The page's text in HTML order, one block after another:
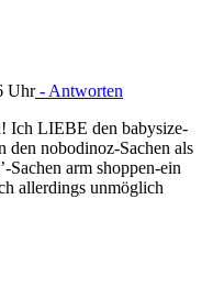
Uhr- Antworten
Ich LIEBE den babysize-
den nobodinoz-Sachen als
Sachen arm shoppen-ein
allerdings unmöglich